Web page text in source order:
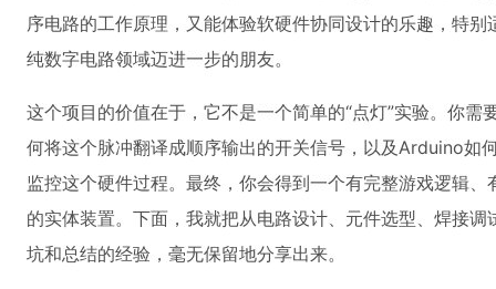
序电路的工作原理，又能体验软硬件协同设计的乐趣，特
纯数字电路领域迈进一步的朋友。
这个项目的价值在于，它不是一个简单的“点灯”实验。你
何将这个脉冲翻译成顺序输出的开关信号，以及Arduino如
监控这个硬件过程。最终，你会得到一个有完整游戏逻辑
的实体装置。下面，我就把从电路设计、元件选型、焊接
坑和总结的经验，毫无保留地分享出来。